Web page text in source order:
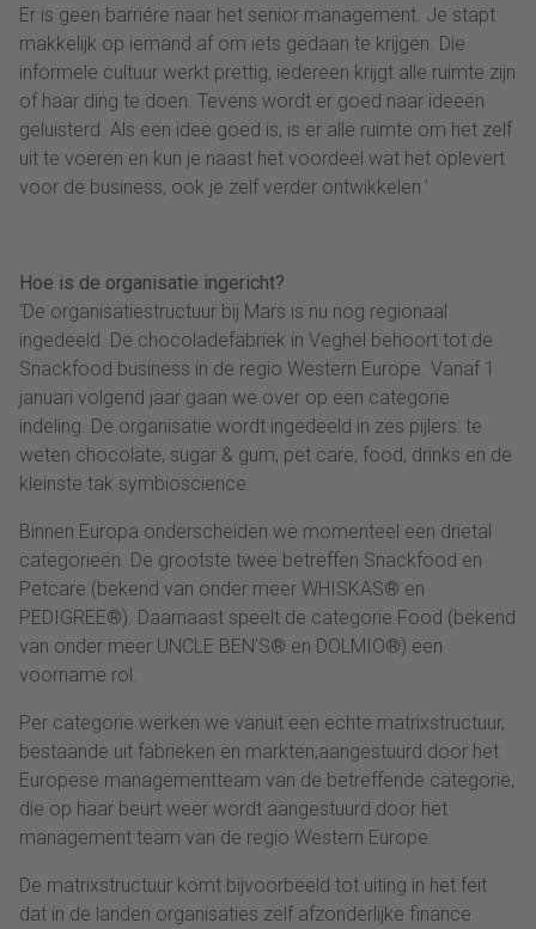
Er is geen barriére naar het senior management. Je stapt
makkelijk op iemand af om iets gedaan te krijgen. Die
informele cultuur werkt prettig, iedereen krijgt alle ruimte zijn
of haar ding te doen. Tevens wordt er goed naar ideeën
geluisterd. Als een idee goed is, is er alle ruimte om het zelf
uit te voeren en kun je naast het voordeel wat het oplevert
voor de business, ook je zelf verder ontwikkelen.’
Hoe is de organisatie ingericht?
‘De organisatiestructuur bij Mars is nu nog regionaal
ingedeeld. De chocoladefabriek in Veghel behoort tot de
Snackfood business in de regio Western Europe. Vanaf 1
januari volgend jaar gaan we over op een categorie
indeling. De organisatie wordt ingedeeld in zes pijlers: te
weten chocolate, sugar & gum, pet care, food, drinks en de
kleinste tak symbioscience.
Binnen Europa onderscheiden we momenteel een drietal
categorieën. De grootste twee betreffen Snackfood en
Petcare (bekend van onder meer WHISKAS® en
PEDIGREE®). Daarnaast speelt de categorie Food (bekend
van onder meer UNCLE BEN’S® en DOLMIO®) een
voorname rol.
Per categorie werken we vanuit een echte matrixstructuur,
bestaande uit fabrieken en markten,aangestuurd door het
Europese managementteam van de betreffende categorie,
die op haar beurt weer wordt aangestuurd door het
management team van de regio Western Europe.
De matrixstructuur komt bijvoorbeeld tot uiting in het feit
dat in de landen organisaties zelf afzonderlijke finance